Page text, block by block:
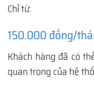
Chỉ từ:
150.000 đồng/
Khách hàng đã có
quan trọng của hệ